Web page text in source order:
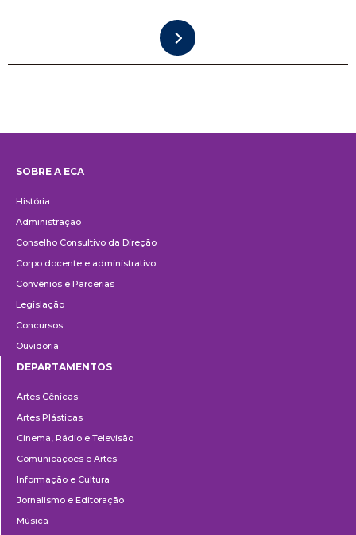
SOBRE A ECA
História
Administração
Conselho Consultivo da Direção
Corpo docente e administrativo
Convênios e Parcerias
Legislação
Concursos
Ouvidoria
DEPARTAMENTOS
Artes Cênicas
Artes Plásticas
Cinema, Rádio e Televisão
Comunicações e Artes
Informação e Cultura
Jornalismo e Editoração
Música